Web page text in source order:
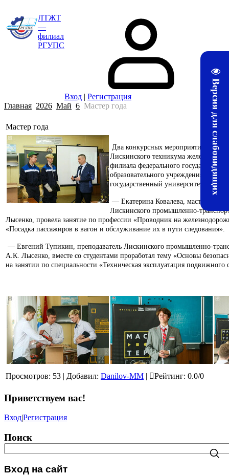
Версия для слабовидящих
ЛТЖТ
—
филиал
РГУПС
Вход | Регистрация
Главная 2026 Май 6 Мастер года
Мастер года
Два конкурсных мероприятия
Лискинского техникума
филиала федерального
образовательного учреждения
государственный университет путей
— Екатерина Ковалева, мастер
Лискинского промышленно-
Лысенко, провела занятие по профессии «Проводник на
«Посадка пассажиров в вагон и обслуживание их в пути следования».
— Евгений Тупикин, преподаватель Лискинского промышленно-
А.К. Лысенко, вместе со студентами проработал тему «Основы
на занятии по специальности «Техническая эксплуатация подвижного
Просмотров: 53 | Добавил: Danilov-MM | Рейтинг: 0.0/0
Приветствуем вас!
Вход|Регистрация
Поиск
Вход на сайт